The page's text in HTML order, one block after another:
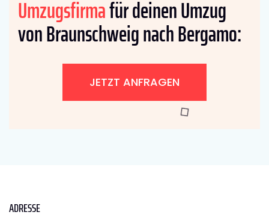
Umzugsfirmafür deinen Umzug
von Braunschweig nach Bergamo:
JETZT ANFRAGEN
ADRESSE